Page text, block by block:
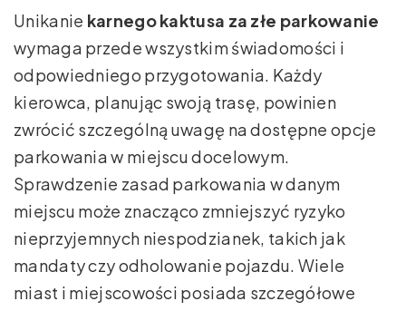
Unikanie karnego kaktusa za złe parkowanie
wymaga przede wszystkim świadomości i
odpowiedniego przygotowania. Każdy
kierowca, planując swoją trasę, powinien
zwrócić szczególną uwagę na dostępne opcje
parkowania w miejscu docelowym.
Sprawdzenie zasad parkowania w danym
miejscu może znacząco zmniejszyć ryzyko
nieprzyjemnych niespodzianek, takich jak
mandaty czy odholowanie pojazdu. Wiele
miast i miejscowości posiada szczegółowe